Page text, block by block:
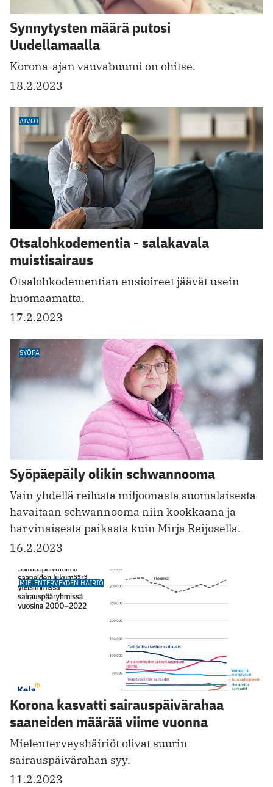
Synnytysten määrä putosi
Uudellamaalla
Korona-ajan vauvabuumi on ohitse.
18.2.2023
AIVOT
Otsalohkodementia - salakavala
muistisairaus
Otsalohkodementian ensioireet jää vät usein
huomaamatta.
17.2.2023
SYÖPÄ
Syöpäepäily olikin schwannooma
Vain yhdellä reilusta miljoonasta suomalaisesta
havaitaan schwannooma niin kookkaana ja
harvinaisesta paikasta kuin Mirja Reijosella.
16.2.2023
MIELENTERVEYDEN HÄIRIÖ
Korona kasvatti sairauspäivärahaa
saaneiden määrää viime vuonna
Mielenterveyshäiriöt olivat suurin
sairauspäivärahan syy .
11.2.2023